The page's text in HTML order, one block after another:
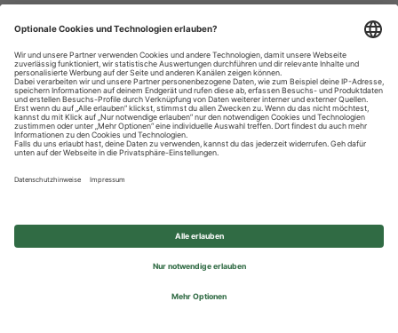
Datenschutzhinweise
Impressum
Privatsphäre-Einstellungen
© 2026 REWE Group - All rights reserved